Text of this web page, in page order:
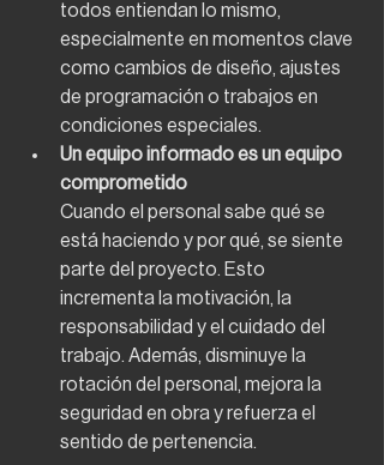
todos entiendan lo mismo,
especialmente en momentos clave
como cambios de diseño, ajustes
de programación o trabajos en
condiciones especiales.
Un equipo informado es un equipo
comprometido
Cuando el personal sabe qué se
está haciendo y por qué, se siente
parte del proyecto. Esto
incrementa la motivación, la
responsabilidad y el cuidado del
trabajo. Además, disminuye la
rotación del personal, mejora la
seguridad en obra y refuerza el
sentido de pertenencia.